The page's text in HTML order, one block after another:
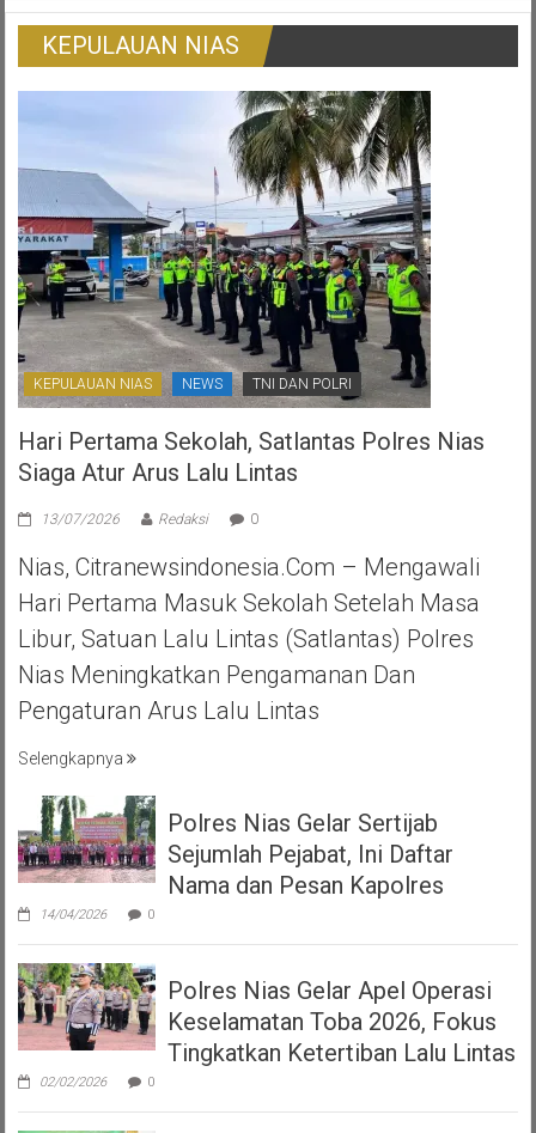
Tradisional
Korban
Surat
Gambaran
Daerah
Yang
Ternoda
KEPULAUAN NIAS
KEPULAUAN NIAS NEWS TNI DAN POLRI
Hari Pertama Sekolah, Satlantas Polres Nias
Siaga Atur Arus Lalu Lintas
13/07/2026 Redaksi 0
Nias, Citranewsindonesia.com – Mengawali
Hari Pertama Masuk Sekolah Setelah Masa
Libur, Satuan Lalu Lintas (Satlantas) Polres
Nias Meningkatkan Pengamanan Dan
Pengaturan Arus Lalu Lintas
Selengkapnya
Polres Nias Gelar Sertijab
Sejumlah Pejabat, Ini Daftar
Nama dan Pesan Kapolres
14/04/2026 0
Polres Nias Gelar Apel Operasi
Keselamatan Toba 2026, Fokus
Tingkatkan Ketertiban Lalu Lintas
02/02/2026 0